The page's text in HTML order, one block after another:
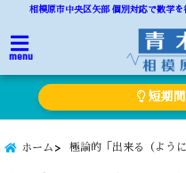
相模原市中央区矢部 個別対応で数学
menu
短期
ホーム 極論的「出来る（ように